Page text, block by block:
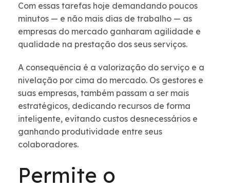
Com essas tarefas hoje demandando poucos
minutos — e não mais dias de trabalho — as
empresas do mercado ganharam agilidade e
qualidade na prestação dos seus serviços.
A consequência é a valorização do serviço e a
nivelação por cima do mercado. Os gestores e
suas empresas, também passam a ser mais
estratégicos, dedicando recursos de forma
inteligente, evitando custos desnecessários e
ganhando produtividade entre seus
colaboradores.
Permite o